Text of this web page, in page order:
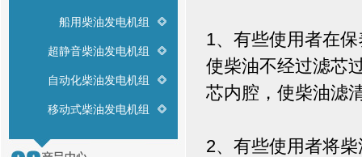
船用柴油发电机组
超静音柴油发电机组
自动化柴油发电机组
移动式柴油发电机组
1、有些使用者在
使柴油不经过滤芯
芯内腔，使柴油滤
2、有些使用者将